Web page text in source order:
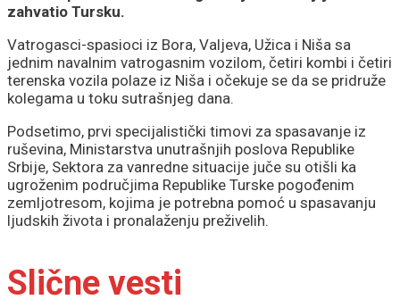
zahvatio Tursku.
Vatrogasci-spasioci iz Bora, Valjeva, Užica i Niša sa
jednim navalnim vatrogasnim vozilom, četiri kombi i četiri
terenska vozila polaze iz Niša i očekuje se da se pridruže
kolegama u toku sutrašnjeg dana.
Podsetimo, prvi specijalistički timovi za spasavanje iz
ruševina, Ministarstva unutrašnjih poslova Republike
Srbije, Sektora za vanredne situacije juče su otišli ka
ugroženim područjima Republike Turske pogođenim
zemljotresom, kojima je potrebna pomoć u spasavanju
ljudskih života i pronalaženju preživelih.
Slične vesti